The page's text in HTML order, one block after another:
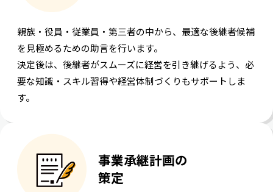
親族・役員・従業員・第三者の中から、最適な後継者候補
を見極めるための助言を行います。
決定後は、後継者がスムーズに経営を引き継げるよう、必
要な知識・スキル習得や経営体制づくりもサポートしま
す。
事業承継計画の
策定